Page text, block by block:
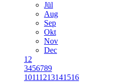
Jūl
Aug
Sep
Okt
Nov
Dec
1 2
3456789
10111213141516